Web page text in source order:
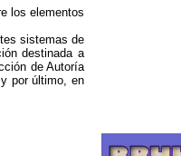
los elementos
sistemas de
destinada a
de Autoría
por último, en